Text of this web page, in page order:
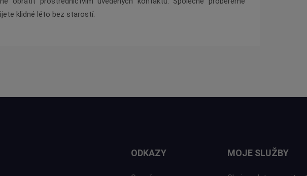
klidné léto bez starostí.
ODKAZY MOJE SLUŽBY